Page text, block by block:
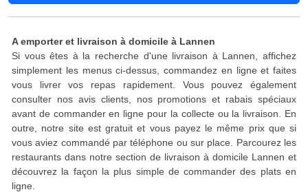
A emporter et livraison à domicile à Lannen
Si vous êtes à la recherche d'une livraison à Lannen, affichez
simplement les menus ci-dessus, commandez en ligne et faites
vous livrer vos repas rapidement. Vous pouvez également
consulter nos avis clients, nos promotions et rabais spéciaux
avant de commander en ligne pour la collecte ou la livraison. En
outre, notre site est gratuit et vous payez le même prix que si
vous aviez commandé par téléphone ou sur place. Parcourez les
restaurants dans notre section de livraison à domicile Lannen et
découvrez la façon la plus simple de commander des plats en
ligne.